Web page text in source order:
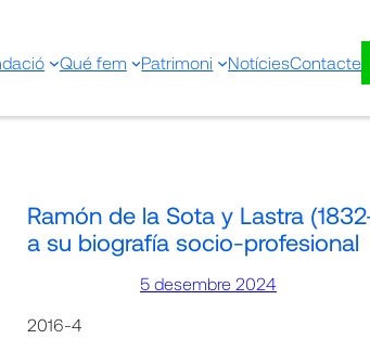
Qué fem Patrimoni NotíciesContacte
Ramón de la Sota y Lastra
a su biografía socio-profesional
5 desembre 2024
2016-4